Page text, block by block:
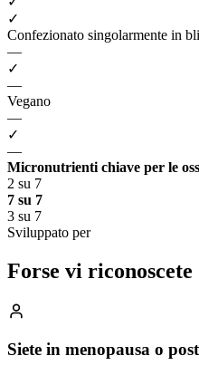
✓
Confezionato singolarmente in
—
✓
—
Vegano
—
✓
—
Micronutrienti chiave per le
2 su 7
7 su 7
3 su 7
Sviluppato per
Forse vi riconoscete
Siete in menopausa o